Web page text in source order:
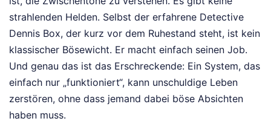
strahlenden Helden. Selbst der erfahrene Detective
Dennis Box, der kurz vor dem Ruhestand steht, ist kein
klassischer Bösewicht. Er macht einfach seinen Job.
Und genau das ist das Erschreckende: Ein System, das
einfach nur „funktioniert“, kann unschuldige Leben
zerstören, ohne dass jemand dabei böse Absichten
haben muss.